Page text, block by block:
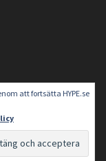
att fortsätta HYPE.se